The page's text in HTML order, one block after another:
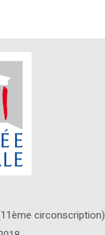
circonscription)